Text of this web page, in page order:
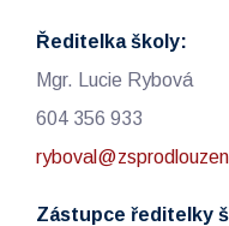
Ředitelka školy:
Mgr. Lucie Rybová
604 356 933
Zástupce ředitelky